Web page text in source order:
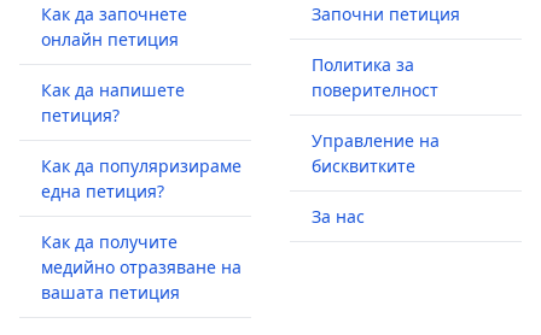
Как да започнете
онлайн петиция
Как да напишете
петиция?
Как да популяризираме
една петиция?
Как да получите
медийно отразяване на
вашата петиция
Започни петиция
Политика за
поверителност
Управление на
бисквитките
За нас